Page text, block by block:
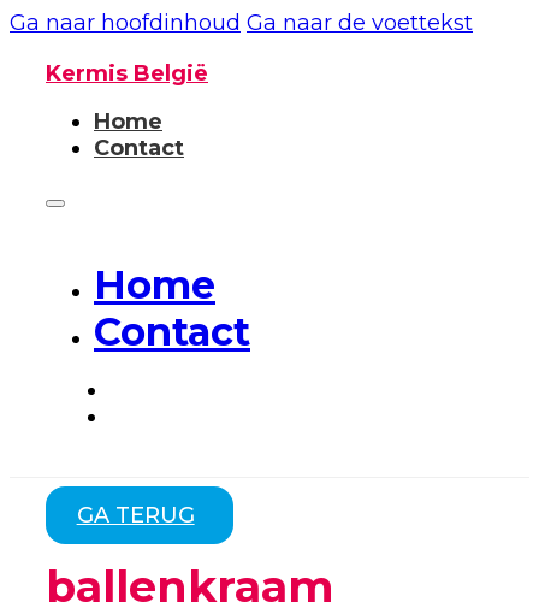
Ga naar hoofdinhoud Ga naar de voettekst
Kermis België
Home
Contact
Home
Contact
GA TERUG
ballenkraam